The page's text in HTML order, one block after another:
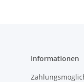
Informationen